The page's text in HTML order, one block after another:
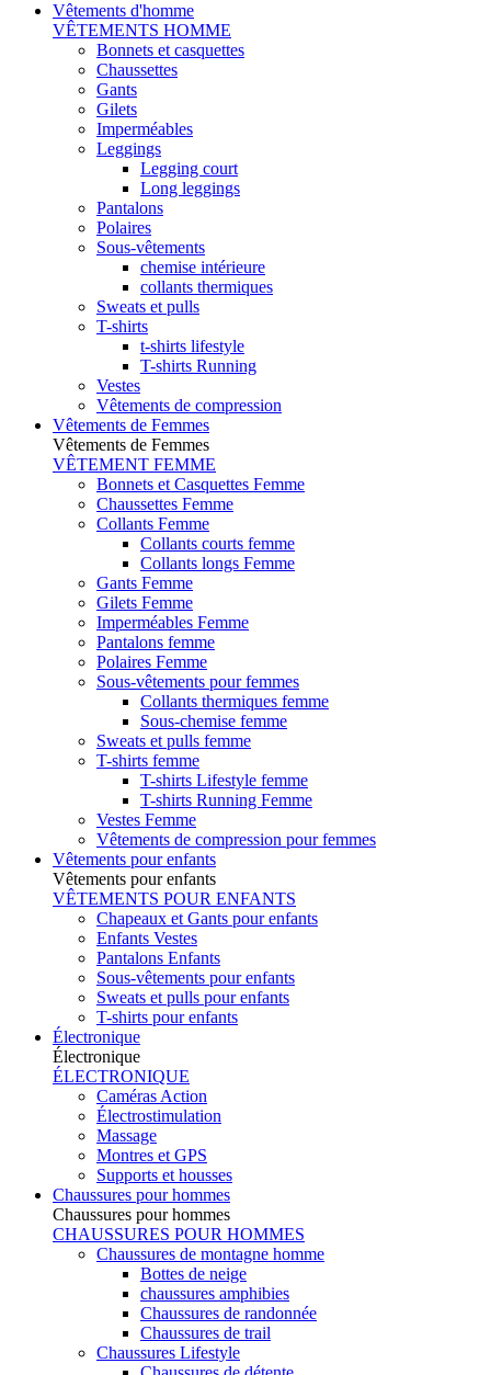
Vêtements d'homme
VÊTEMENTS HOMME
Bonnets et casquettes
Chaussettes
Gants
Gilets
Imperméables
Leggings
Legging court
Long leggings
Pantalons
Polaires
Sous-vêtements
chemise intérieure
collants thermiques
Sweats et pulls
T-shirts
t-shirts lifestyle
T-shirts Running
Vestes
Vêtements de compression
Vêtements de Femmes
Vêtements de Femmes
VÊTEMENT FEMME
Bonnets et Casquettes Femme
Chaussettes Femme
Collants Femme
Collants courts femme
Collants longs Femme
Gants Femme
Gilets Femme
Imperméables Femme
Pantalons femme
Polaires Femme
Sous-vêtements pour femmes
Collants thermiques femme
Sous-chemise femme
Sweats et pulls femme
T-shirts femme
T-shirts Lifestyle femme
T-shirts Running Femme
Vestes Femme
Vêtements de compression pour femmes
Vêtements pour enfants
Vêtements pour enfants
VÊTEMENTS POUR ENFANTS
Chapeaux et Gants pour enfants
Enfants Vestes
Pantalons Enfants
Sous-vêtements pour enfants
Sweats et pulls pour enfants
T-shirts pour enfants
Électronique
Électronique
ÉLECTRONIQUE
Caméras Action
Électrostimulation
Massage
Montres et GPS
Supports et housses
Chaussures pour hommes
Chaussures pour hommes
CHAUSSURES POUR HOMMES
Chaussures de montagne homme
Bottes de neige
chaussures amphibies
Chaussures de randonnée
Chaussures de trail
Chaussures Lifestyle